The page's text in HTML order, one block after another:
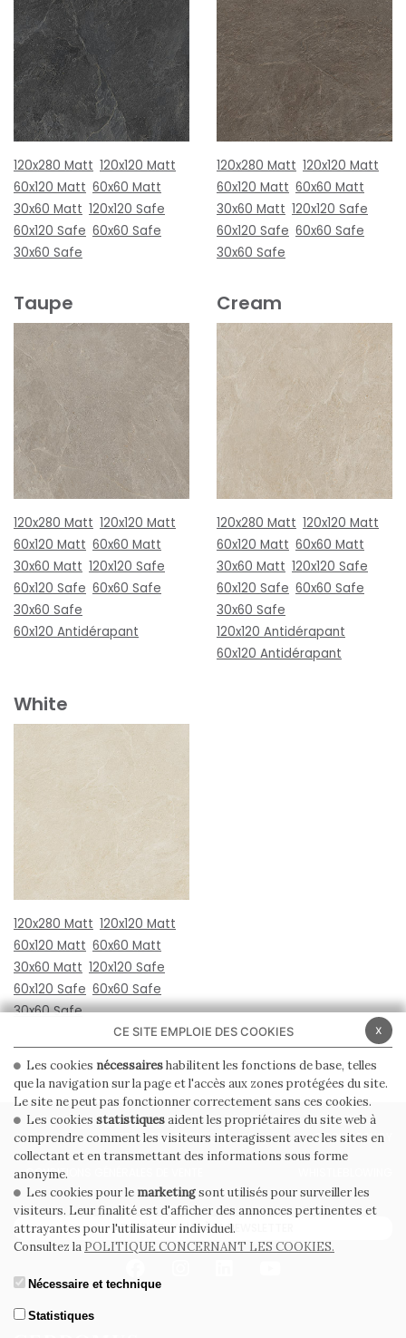
120x280 Matt 120x120 Matt
60x120 Matt 60x60 Matt
30x60 Matt 120x120 Safe
60x120 Safe 60x60 Safe
30x60 Safe
120x280 Matt 120x120 Matt
60x120 Matt 60x60 Matt
30x60 Matt 120x120 Safe
60x120 Safe 60x60 Safe
30x60 Safe
Taupe
120x280 Matt 120x120 Matt
60x120 Matt 60x60 Matt
30x60 Matt 120x120 Safe
60x120 Safe 60x60 Safe
30x60 Safe
60x120 Antidérapant
Cream
120x280 Matt 120x120 Matt
60x120 Matt 60x60 Matt
30x60 Matt 120x120 Safe
60x120 Safe 60x60 Safe
30x60 Safe
120x120 Antidérapant
60x120 Antidérapant
White
120x280 Matt 120x120 Matt
60x120 Matt 60x60 Matt
30x60 Matt 120x120 Safe
60x120 Safe 60x60 Safe
30x60 Safe
PRIVACY POLICY COOKIE POLICY
CONDITIONS GÉNÉRALES DE VENTE
ABONNEZ-VOUS À LA NEWSLETTER
x
CE SITE EMPLOIE DES COOKIES
Les cookies nécessaireshabilitent les fonctions de base, telles
que la navigation sur la page et l'accès aux zones protégées du site.
Le site ne peut pas fonctionner correctement sans ces cookies.
Les cookies statistiquesaident les propriétaires du site web à
comprendre comment les visiteurs interagissent avec les sites en
collectant et en transmettant des informations sous forme
anonyme.
Les cookies pour le marketingsont utilisés pour surveiller les
visiteurs. Leur finalité est d'afficher des annonces pertinentes et
attrayantes pour l'utilisateur individuel.
Consultez la POLITIQUE CONCERNANT LES COOKIES.
Nécessaire et technique
Statistiques